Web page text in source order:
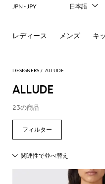
DESIGNERS ALLUDE
ALLUDE
23の商品
レディース メンズ キ
JPN - JPY
日本語
Français